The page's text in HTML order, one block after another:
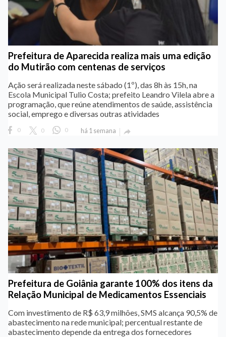
Prefeitura de Aparecida realiza mais uma edição
do Mutirão com centenas de serviços
Ação será realizada neste sábado (1º), das 8h às 15h, na
Escola Municipal Tulio Costa; prefeito Leandro Vilela abre a
programação, que reúne atendimentos de saúde, assistência
social, emprego e diversas outras atividades
0 0 0 há 1 semana 
Prefeitura de Goiânia garante 100% dos itens da
Relação Municipal de Medicamentos Essenciais
Com investimento de R$ 63,9 milhões, SMS alcança 90,5% de
abastecimento na rede municipal; percentual restante de
abastecimento depende da entrega dos fornecedores